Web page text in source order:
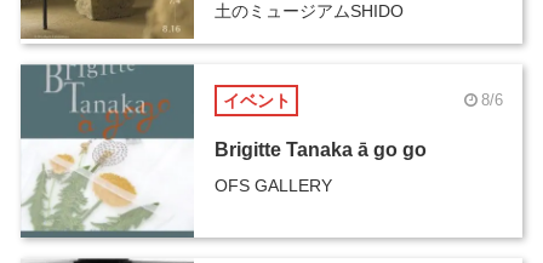
土のミュージアムSHIDO
イベント 8/6
Brigitte Tanaka ā go go
OFS GALLERY